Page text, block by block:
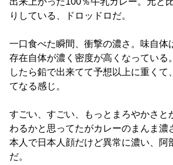
りしている、ドロッドロだ。
一口食べた瞬間、衝撃の濃さ。味自体
存在自体が濃く密度が高くなっている
したら鉛で出来てて予想以上に重くて
てなる感じ。
すごい、すごい、もっとまろやかさと
わるかと思ってたがカレーのまんま濃
本人で日本人顔だけど異常に濃い、阿
だ。